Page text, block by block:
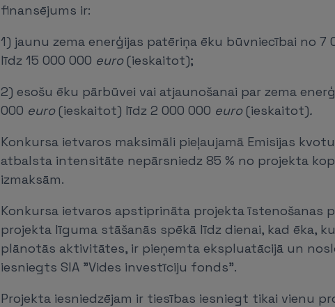
finansējums ir:
1) jaunu zema enerģijas patēriņa ēku būvniecībai no 7
līdz 15 000 000 euro(ieskaitot);
2) esošu ēku pārbūvei vai atjaunošanai par zema
000 euro(ieskaitot) līdz 2 000 000 euro(ieskaitot).
Konkursa ietvaros maksimāli pieļaujamā Emisijas
atbalsta intensitāte nepārsniedz 85 % no projekta
izmaksām.
Konkursa ietvaros apstiprināta projekta īstenošanas
projekta līguma stāšanās spēkā līdz dienai, kad ēka,
plānotās aktivitātes, ir pieņemta ekspluatācijā un
iesniegts SIA "Vides investīciju fonds".
Projekta iesniedzējam ir tiesības iesniegt tikai vienu